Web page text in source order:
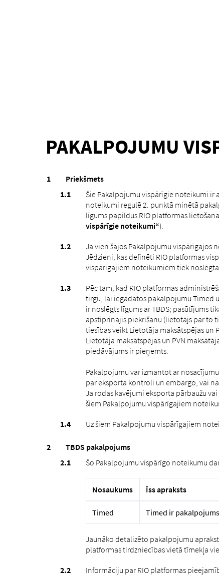
PAKALPOJUMU
Priekšmets
Šie Pakalpojumu vispārīgie noteikumi ir
noteikumi regulē 2. punktā minētā
līgums papildus RIO platformas
vispārīgie noteikumi“).
Ja vien šajos Pakalpojumu vispārīgajos
Jēdzieni, kas definēti RIO platformas
vispārīgajiem noteikumiem tiek
Pēc tam, kad RIO platformas
tirgū, lai iegādātos pakalpojumu Timed
ir noslēgts līgums ar TBDS; pasūtījums
apstiprinājis piekrišanu (lietotājs par to
tiesības veikt Lietotāja maksātspējas un
Lietotāja maksātspējas un PVN
piedāvājums ir pieņemts.
Pakalpojumu var izmantot ar
par eksporta kontroli un embargo, vai
Ja rodas kavējumi eksporta pārbaužu
šiem Pakalpojumu vispārīgajiem
Uz šiem Pakalpojumu vispārīgajiem
TBDS pakalpojums
Šo Pakalpojumu vispārīgo noteikumu
Nosaukums Īss apraksts
Timed Timed ir
Jaunāko detalizēto pakalpojumu
platformas tirdzniecības vietā tīmekļa
Informāciju par RIO platformas